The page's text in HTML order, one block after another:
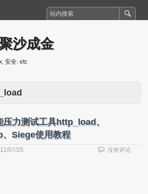
沙成金
安全. etc
力测试工具http_load、
Siege使用教程
07/25 没有评论